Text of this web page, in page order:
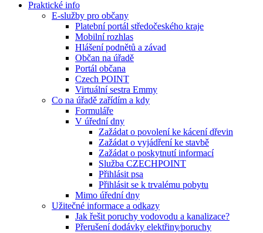
Praktické info
E-služby pro občany
Platební portál středočeského kraje
Mobilní rozhlas
Hlášení podnětů a závad
Občan na úřadě
Portál občana
Czech POINT
Virtuální sestra Emmy
Co na úřadě zařídím a kdy
Formuláře
V úřední dny
Zažádat o povolení ke kácení dřevin
Zažádat o vyjádření ke stavbě
Zažádat o poskytnutí informací
Služba CZECHPOINT
Přihlásit psa
Přihlásit se k trvalému pobytu
Mimo úřední dny
Užitečné informace a odkazy
Jak řešit poruchy vodovodu a kanalizace?
Přerušení dodávky elektřiny⁄poruchy